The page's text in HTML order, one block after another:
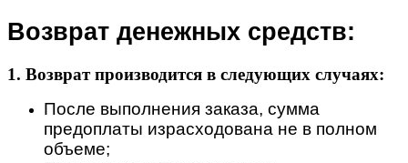
Возврат денежных средств:
1. Возврат производится в следующих случаях:
После выполнения заказа, сумма
предоплаты израсходована не в полном
объеме;